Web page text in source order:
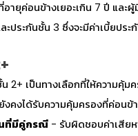
ายุค่อนข้างเยอะเกิน 7 ปี และ
ะประกันชั้น 3 ซึ่งจะมีค่าเบี้ยปร
2+ เป็นทางเลือกที่ให้ความคุ้
งคงได้รับความคุ้มครองที่ค่อน
ที่มีคู่กรณี - รับผิดชอบค่าเสีย